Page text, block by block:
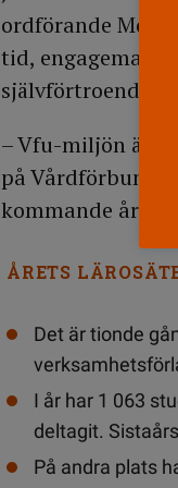
ordförande
tid, engagemang
självförtroende.
– Vfu-miljön är
på
kommande året,
ÅRETS
Det är tionde
I år har 1 063
deltagit.
På andra plats